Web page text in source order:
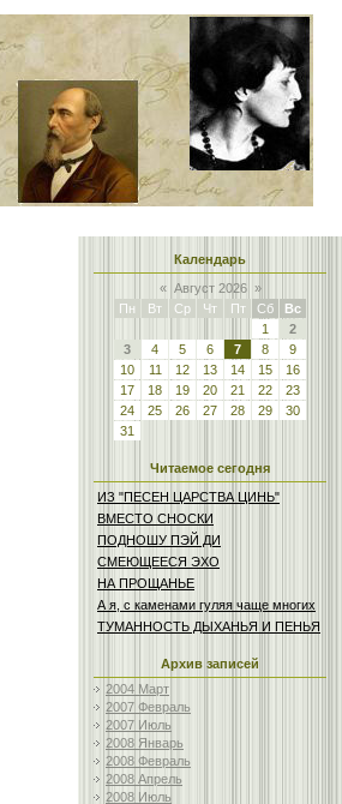
Календарь
« Август 2026 »
Пн
Вт Ср Чт Пт Сб
Вс
1
2
3
4 5 6 7 8
9
10
11 12 13 14 15
16
17
18 19 20 21 22
23
24
25 26 27 28 29
30
31
Читаемое сегодня
ИЗ "ПЕСЕН ЦАРСТВА ЦИНЬ"
ВМЕСТО СНОСКИ
ПОДНОШУ ПЭЙ ДИ
СМЕЮЩЕЕСЯ ЭХО
НА ПРОЩАНЬЕ
А я, с каменами гуляя чаще многих
ТУМАННОСТЬ ДЫХАНЬЯ И ПЕНЬЯ
Архив записей
2004 Март
2007 Февраль
2007 Июль
2008 Январь
2008 Февраль
2008 Апрель
2008 Июль